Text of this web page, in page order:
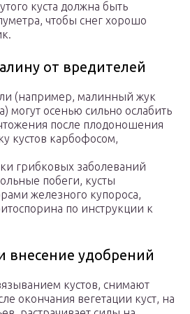
куста должна быть
чтобы снег хорошо
от вредителей
(например, малинный жук
могут осенью сильно ослабить
после плодоношения
кустов карбофосом,
грибковых заболеваний
побеги, кусты
железного купороса,
по инструкции к
внесение удобрений
кустов, снимают
окончания вегетации куст, на